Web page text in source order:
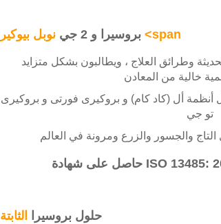
بروسيرا و 2 جي نوبل بيوكير <span
وطرائق العلاج ، ويطالبون بشكل متزايد
خالية من المعادن
أل (كاد كام) و بروكيرى فورتى و بروكيرى
تو جي
والجسور والزرع ومرونة في العالم
حلول بروسيرا الثابتة